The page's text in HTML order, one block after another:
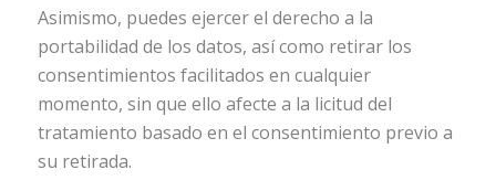
Asimismo, puedes ejercer el derecho a la
portabilidad de los datos, así como retirar los
consentimientos facilitados en cualquier
momento, sin que ello afecte a la licitud del
tratamiento basado en el consentimiento previo a
su retirada.